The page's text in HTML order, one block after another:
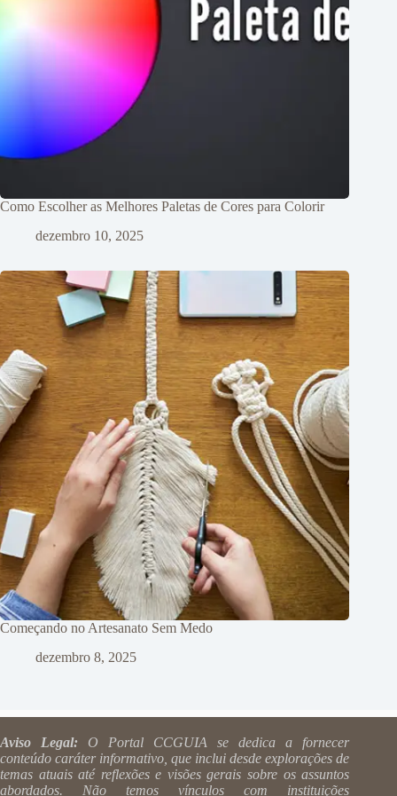
Como Escolher as Melhores Paletas de Cores para Colorir
dezembro 10, 2025
Começando no Artesanato Sem Medo
dezembro 8, 2025
Aviso Legal: O Portal CCGUIA se dedica a fornecer
conteúdo caráter informativo, que inclui desde explorações de
temas atuais até reflexões e visões gerais sobre os assuntos
abordados. Não temos vínculos com instituições